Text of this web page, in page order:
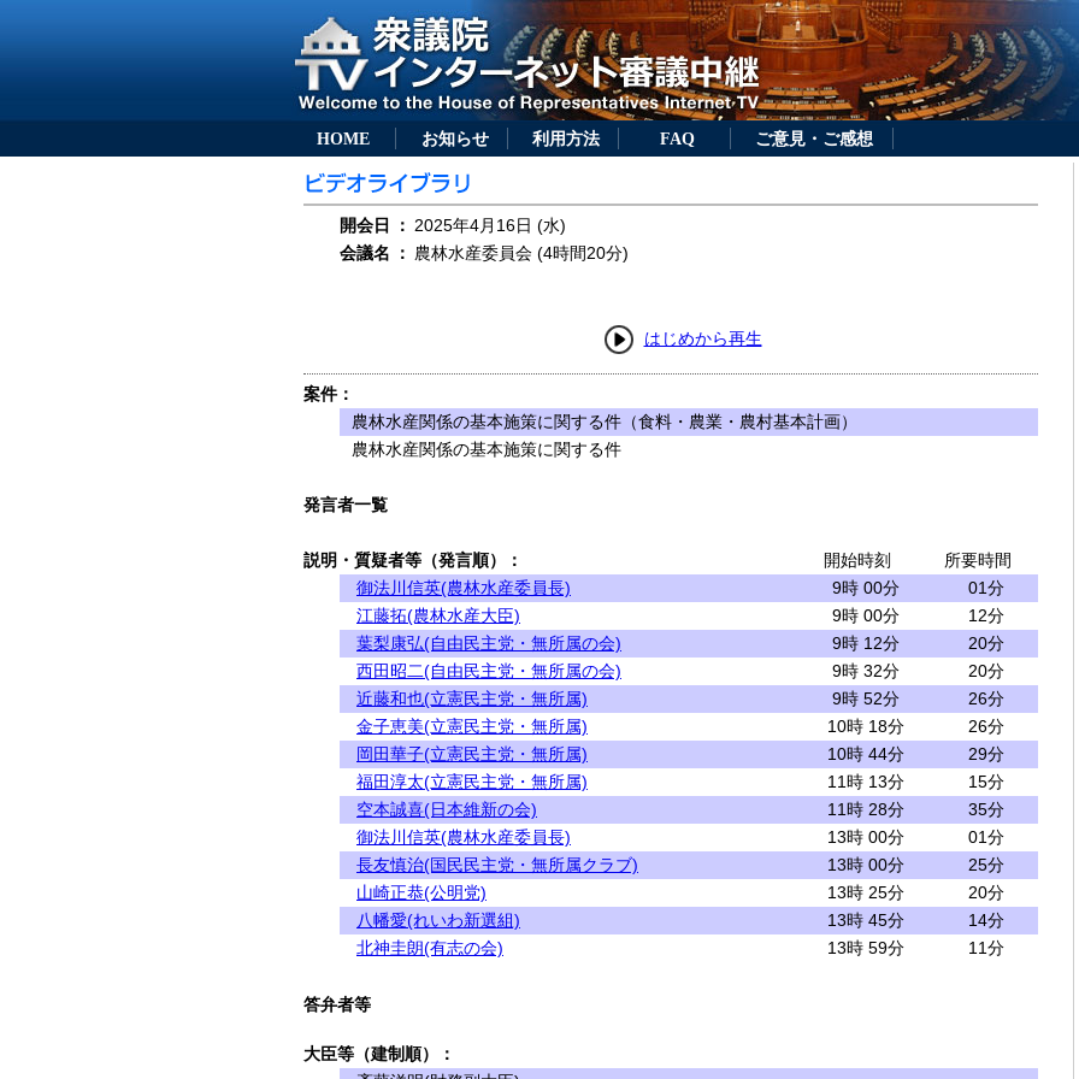
HOME お知らせ 利用方法 FAQ ご意見・ご感想
開会日 ： 2025年4月16日 (水)
会議名
： 農林水産委員会 (4時間20分)
はじめから再生
案件：
農林水産関係の基本施策に関する件（食料・農業・農村基本計画）
農林水産関係の基本施策に関する件
発言者一覧
説明・質疑者等（発言順）： 開始時刻
所要時間
御法川信英(農林水産委員長)
9時 00分
01分
江藤拓(農林水産大臣)
9時 00分
12分
葉梨康弘(自由民主党・無所属の会)
9時 12分
20分
西田昭二(自由民主党・無所属の会)
9時 32分
20分
近藤和也(立憲民主党・無所属)
9時 52分
26分
金子恵美(立憲民主党・無所属)
10時 18分
26分
岡田華子(立憲民主党・無所属)
10時 44分
29分
福田淳太(立憲民主党・無所属)
11時 13分
15分
空本誠喜(日本維新の会)
11時 28分
35分
御法川信英(農林水産委員長)
13時 00分
01分
長友慎治(国民民主党・無所属クラブ)
13時 00分
25分
山崎正恭(公明党)
13時 25分
20分
八幡愛(れいわ新選組)
13時 45分
14分
北神圭朗(有志の会)
13時 59分 11分
答弁者等
大臣等（建制順）：